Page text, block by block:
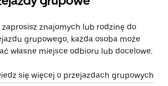
zaprosisz znajomych lub rodzinę do
grupowego, każda osoba może
własne miejsce odbioru lub docelowe.
się więcej o przejazdach grupowych